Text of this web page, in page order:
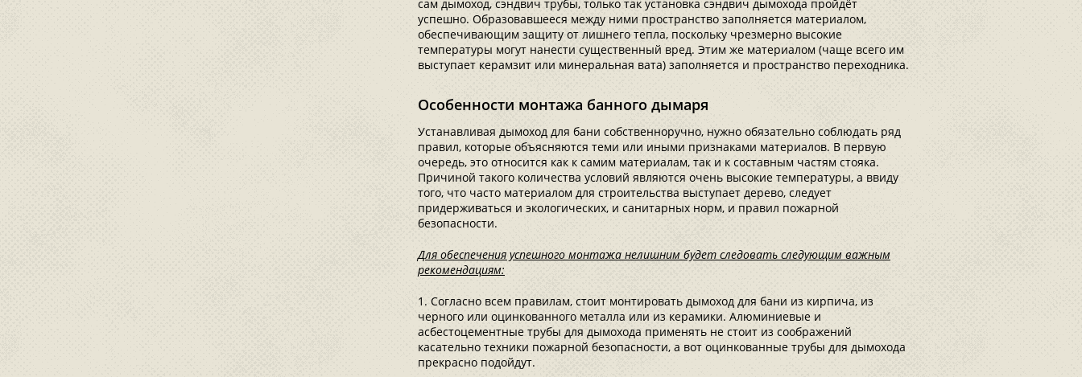
сам дымоход, сэндвич трубы, только так установка сэндвич дымохода пройдёт
успешно. Образовавшееся между ними пространство заполняется материалом,
обеспечивающим защиту от лишнего тепла, поскольку чрезмерно высокие
температуры могут нанести существенный вред. Этим же материалом (чаще всего им
выступает керамзит или минеральная вата) заполняется и пространство переходника.
Особенности монтажа банного дымаря
Устанавливая дымоход для бани собственноручно, нужно обязательно соблюдать ряд
правил, которые объясняются теми или иными признаками материалов. В первую
очередь, это относится как к самим материалам, так и к составным частям стояка.
Причиной такого количества условий являются очень высокие температуры, а ввиду
того, что часто материалом для строительства выступает дерево, следует
придерживаться и экологических, и санитарных норм, и правил пожарной
безопасности.
Для обеспечения успешного монтажа нелишним будет следовать следующим важным
рекомендациям:
Согласно всем правилам, стоит монтировать дымоход для бани из кирпича, из
черного или оцинкованного металла или из керамики. Алюминиевые и
асбестоцементные трубы для дымохода применять не стоит из соображений
касательно техники пожарной безопасности, а вот оцинкованные трубы для дымохода
прекрасно подойдут.